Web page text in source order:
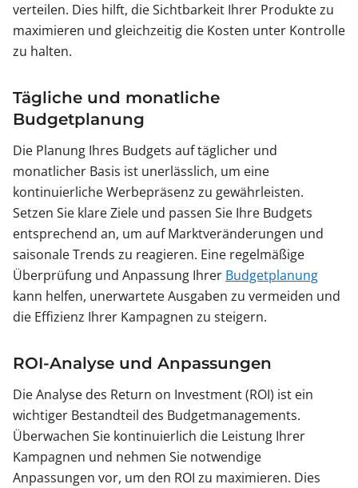
verteilen. Dies hilft, die Sichtbarkeit Ihrer Produkte zu
maximieren und gleichzeitig die Kosten unter Kontrolle
zu halten.
Tägliche und monatliche
Budgetplanung
Die Planung Ihres Budgets auf täglicher und
monatlicher Basis ist unerlässlich, um eine
kontinuierliche Werbepräsenz zu gewährleisten.
Setzen Sie klare Ziele und passen Sie Ihre Budgets
entsprechend an, um auf Marktveränderungen und
saisonale Trends zu reagieren. Eine regelmäßige
Überprüfung und Anpassung Ihrer Budgetplanung
kann helfen, unerwartete Ausgaben zu vermeiden und
die Effizienz Ihrer Kampagnen zu steigern.
ROI-Analyse und Anpassungen
Die Analyse des Return on Investment (ROI) ist ein
wichtiger Bestandteil des Budgetmanagements.
Überwachen Sie kontinuierlich die Leistung Ihrer
Kampagnen und nehmen Sie notwendige
Anpassungen vor, um den ROI zu maximieren. Dies